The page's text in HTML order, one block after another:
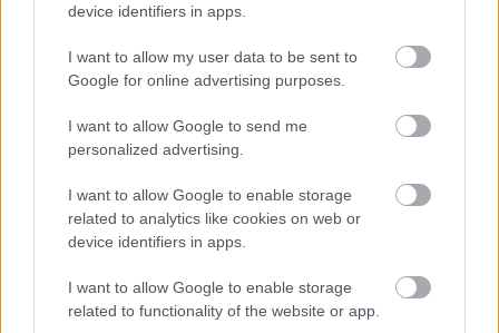
device identifiers in apps.
I want to allow my user data to be sent to
Google for online advertising purposes.
I want to allow Google to send me
personalized advertising.
I want to allow Google to enable storage
related to analytics like cookies on web or
device identifiers in apps.
I want to allow Google to enable storage
related to functionality of the website or app.
EMBEREK
Most jött a drámai üzenet: Ausztriából
figyelmeztették Magyar